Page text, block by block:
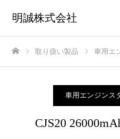
明誠株式会社
取り扱い製品 車用エ
車用エンジンス
CJS20